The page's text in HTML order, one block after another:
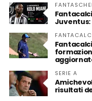
Juventus:
SERIE A
risultati